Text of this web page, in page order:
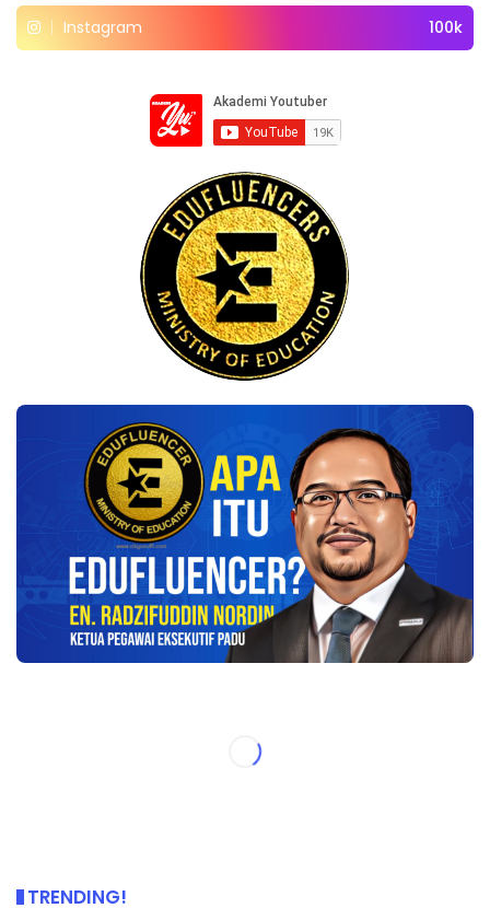
Instagram 100k
TRENDING!